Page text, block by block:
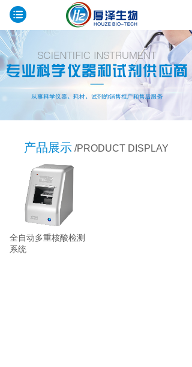
产品展示/PRODUCT DISPLAY
全自动多重核酸检测
系统